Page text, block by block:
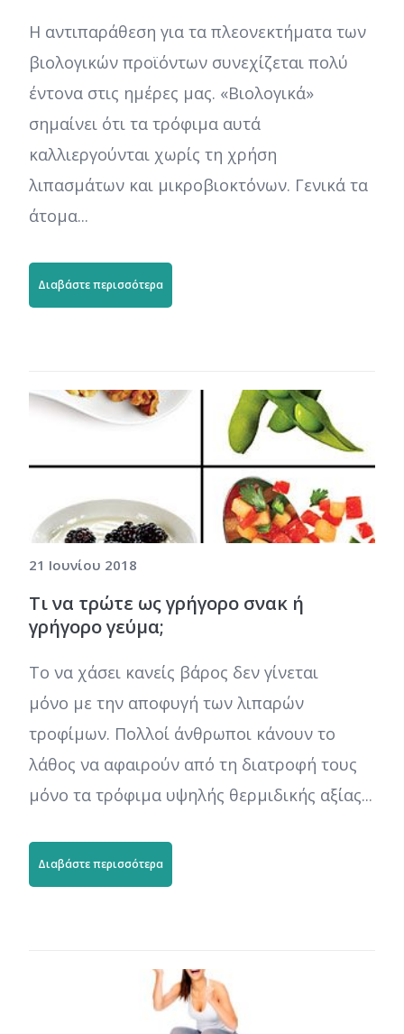
Η αντιπαράθεση για τα πλεονεκτήματα των
βιολογικών προϊόντων συνεχίζεται πολύ
έντονα στις ημέρες μας. «Βιολογικά»
σημαίνει ότι τα τρόφιμα αυτά
καλλιεργούνται χωρίς τη χρήση
λιπασμάτων και μικροβιοκτόνων. Γενικά τα
άτομα...
Διαβάστε περισσότερα
21 Ιουνίου 2018
Τι να τρώτε ως γρήγορο σνακ ή
γρήγορο γεύμα;
Το να χάσει κανείς βάρος δεν γίνεται
μόνο με την αποφυγή των λιπαρών
τροφίμων. Πολλοί άνθρωποι κάνουν το
λάθος να αφαιρούν από τη διατροφή τους
μόνο τα τρόφιμα υψηλής θερμιδικής αξίας...
Διαβάστε περισσότερα